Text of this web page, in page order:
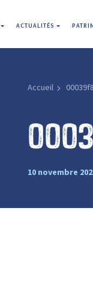
ACTUALITÉS
Accueil
10 novembre